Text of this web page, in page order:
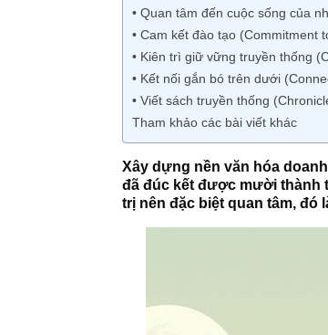
• Quan tâm đến cuộc sống của
• Cam kết đào tạo (Commitment
• Kiên trì giữ vững truyền thống
• Kết nối gắn bó trên dưới
• Viết sách truyền thống
Tham khảo các bài viết khác
Xây dựng nền văn hóa
đã đúc kết được mười thành
trị nên đặc biệt quan tâm, đó